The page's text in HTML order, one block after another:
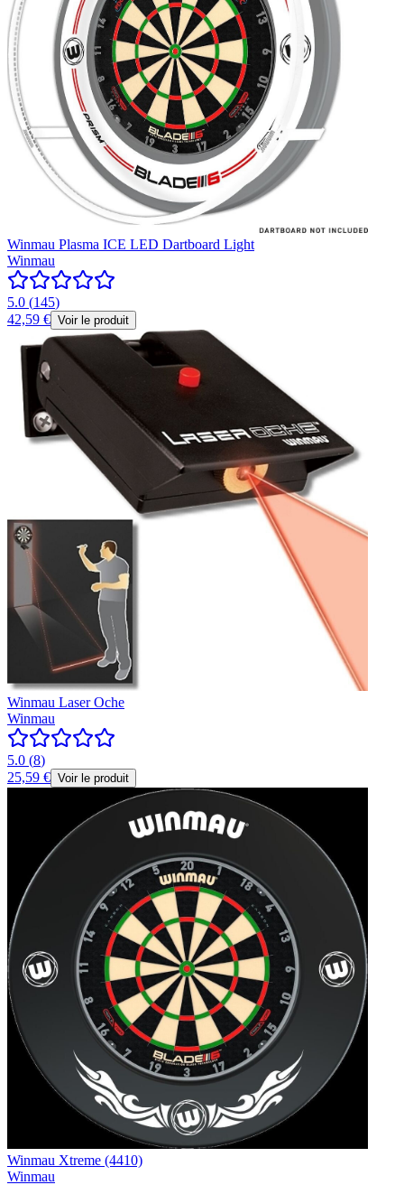
Winmau Plasma ICE LED Dartboard Light
Winmau
5.0 (145)
42,59 € Voir le produit
Winmau Laser Oche
Winmau
5.0 (8)
25,59 € Voir le produit
Winmau Xtreme (4410)
Winmau